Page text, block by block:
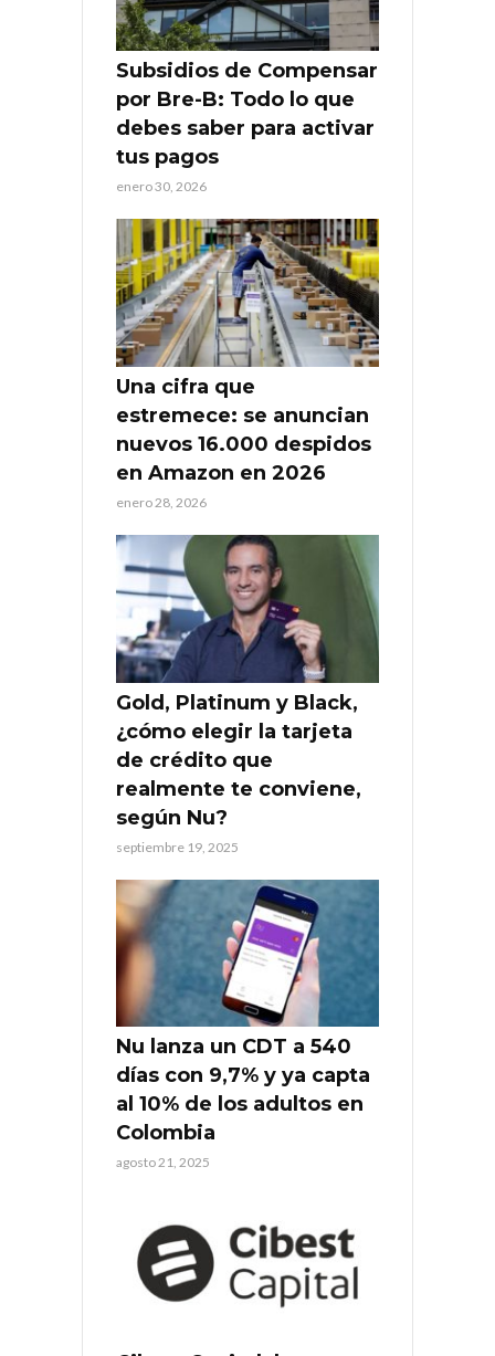
Subsidios de Compensar
por Bre-B: Todo lo que
debes saber para activar
tus pagos
enero 30, 2026
Una cifra que
estremece: se anuncian
nuevos 16.000 despidos
en Amazon en 2026
enero 28, 2026
Gold, Platinum y Black,
¿cómo elegir la tarjeta
de crédito que
realmente te conviene,
según Nu?
septiembre 19, 2025
Nu lanza un CDT a 540
días con 9,7% y ya capta
al 10% de los adultos en
Colombia
agosto 21, 2025